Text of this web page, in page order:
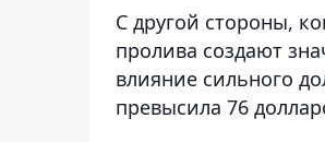
С другой стороны,
пролива создают
влияние сильного
превысила 76